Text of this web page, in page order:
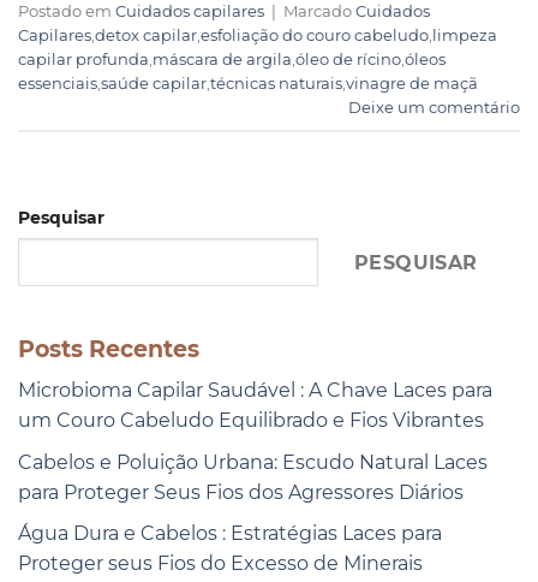
Pesquisar
PESQUISAR
Posts Recentes
Microbioma Capilar Saudável : A Chave Laces para
um Couro Cabeludo Equilibrado e Fios Vibrantes
Cabelos e Poluição Urbana: Escudo Natural Laces
para Proteger Seus Fios dos Agressores Diários
Água Dura e Cabelos : Estratégias Laces para
Proteger seus Fios do Excesso de Minerais
Postado em Cuidados capilares Marcado Cuidados
Capilares detox capilar esfoliação do couro cabeludo limpeza
capilar profunda máscara de argila óleo de rícino óleos
essenciais saúde capilar técnicas naturais vinagre de maçã
Deixe um comentário